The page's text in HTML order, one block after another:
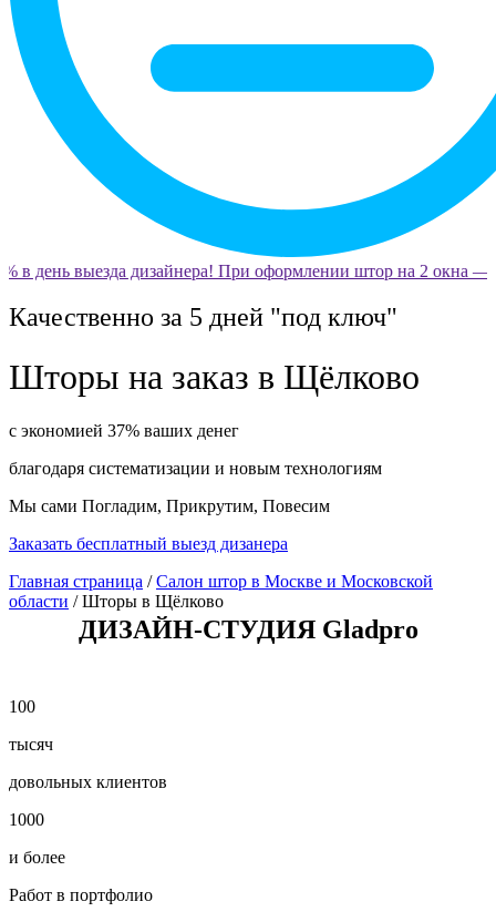
в день выезда дизайнера! При оформлении штор на 2 окна —
Качественно за 5 дней "под ключ"
Шторы на заказ в Щёлково
с экономией 37% ваших денег
благодаря систематизации и новым технологиям
Мы сами Погладим, Прикрутим, Повесим
Заказать бесплатный выезд дизанера
Главная страница /Салон штор в Москве и Московской
области /Шторы в Щёлково
ДИЗАЙН-СТУДИЯ Gladpro
100
тысяч
довольных клиентов
1000
и более
Работ в портфолио